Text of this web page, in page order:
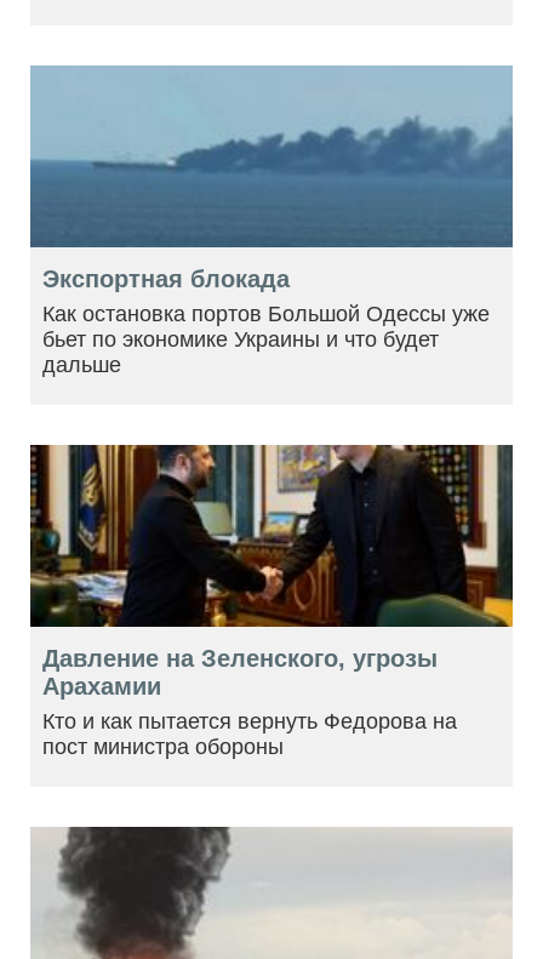
Экспортная блокада
Как остановка портов Большой Одессы уже
бьет по экономике Украины и что будет
дальше
Давление на Зеленского, угрозы
Арахамии
Кто и как пытается вернуть Федорова на
пост министра обороны